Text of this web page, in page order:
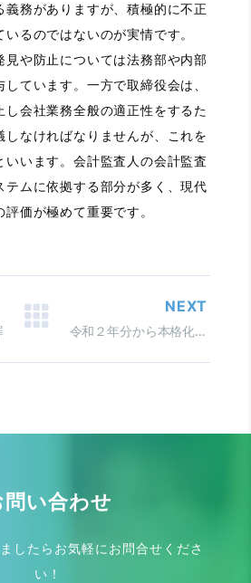
義務がありますが、積極的に不正
るのではないのが実情です。
見や防止については法務部や内部
ています。一方で取締役会は、
し会社業務全般の適正性をするた
しなければなりませんが、これを
いいます。会計監査人の会計監査
テムに依拠する部分が多く、現代
価が極めて重要です。
NEXT
令和２年分から本格化 年末調整手続の電子化
問い合わせ
したらお気軽にお問合せくださ
い！